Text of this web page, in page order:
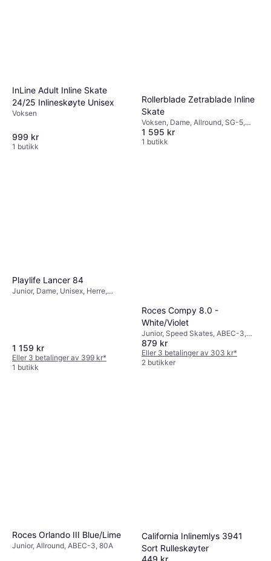
InLine Adult Inline Skate
24/25 Inlineskøyte Unisex
Voksen
999 kr
1 butikk
Rollerblade Zetrablade Inline
Skate
Voksen, Dame, Allround, SG-5,
82A
1 595 kr
1 butikk
Playlife Lancer 84
Junior, Dame, Unisex, Herre,
1 159 kr
Eller 3 betalinger av 399 kr*
1 butikk
Roces Compy 8.0 -
White/Violet
Junior, Speed Skates, ABEC-3,
82A
879 kr
Eller 3 betalinger av 303 kr*
2 butikker
Roces Orlando III Blue/Lime
Junior, Allround, ABEC-3, 80A
California Inlinemlys 3941
Sort Rulleskøyter